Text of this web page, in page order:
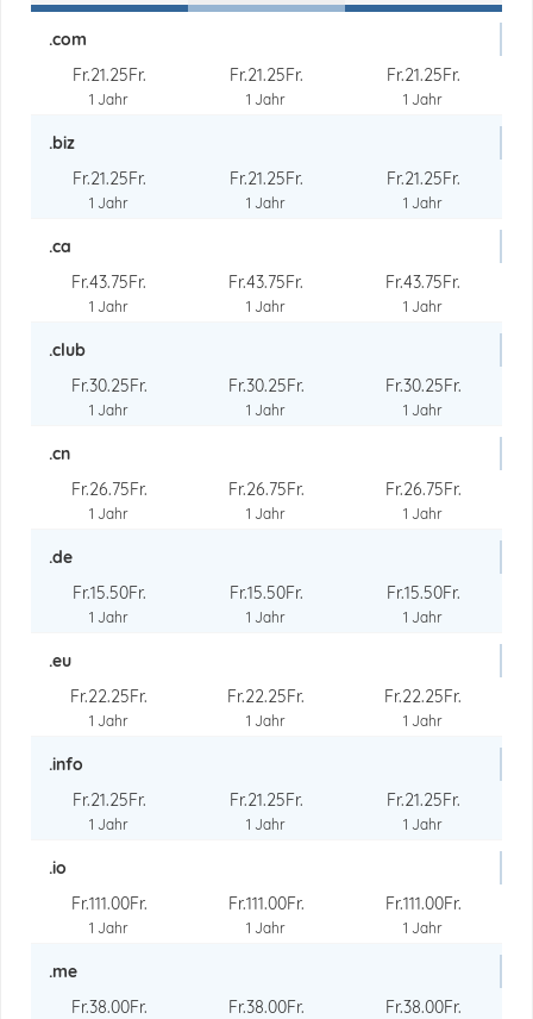
.com
Fr.21.25Fr.
1 Jahr
Fr.21.25Fr.
1 Jahr
Fr.21.25Fr.
1 Jahr
.biz
Fr.21.25Fr.
1 Jahr
Fr.21.25Fr.
1 Jahr
Fr.21.25Fr.
1 Jahr
.ca
Fr.43.75Fr.
1 Jahr
Fr.43.75Fr.
1 Jahr
Fr.43.75Fr.
1 Jahr
.club
Fr.30.25Fr.
1 Jahr
Fr.30.25Fr.
1 Jahr
Fr.30.25Fr.
1 Jahr
.cn
Fr.26.75Fr.
1 Jahr
Fr.26.75Fr.
1 Jahr
Fr.26.75Fr.
1 Jahr
.de
Fr.15.50Fr.
1 Jahr
Fr.15.50Fr.
1 Jahr
Fr.15.50Fr.
1 Jahr
.eu
Fr.22.25Fr.
1 Jahr
Fr.22.25Fr.
1 Jahr
Fr.22.25Fr.
1 Jahr
.info
Fr.21.25Fr.
1 Jahr
Fr.21.25Fr.
1 Jahr
Fr.21.25Fr.
1 Jahr
.io
Fr.111.00Fr.
1 Jahr
Fr.111.00Fr.
1 Jahr
Fr.111.00Fr.
1 Jahr
.me
Fr.38.00Fr.
Fr.38.00Fr. Fr.38.00Fr.